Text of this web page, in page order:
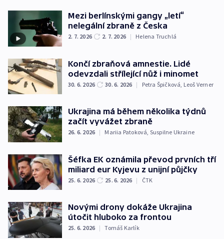
Mezi berlínskými gangy „letí“
nelegální zbraně z Česka
2. 7. 2026 2. 7. 2026 | Helena Truchlá
Končí zbraňová amnestie. Lidé
odevzdali střílející nůž i minomet
30. 6. 2026 30. 6. 2026 | Petra Špičková Leoš Verner
Ukrajina má během několika týdnů
začít vyvážet zbraně
26. 6. 2026 | Mariia Patoková, Suspilne Ukraine
Šéfka EK oznámila převod prvních tří
miliard eur Kyjevu z unijní půjčky
25. 6. 2026 25. 6. 2026 | ČTK
Novými drony dokáže Ukrajina
útočit hluboko za frontou
25. 6. 2026 | Tomáš Karlík